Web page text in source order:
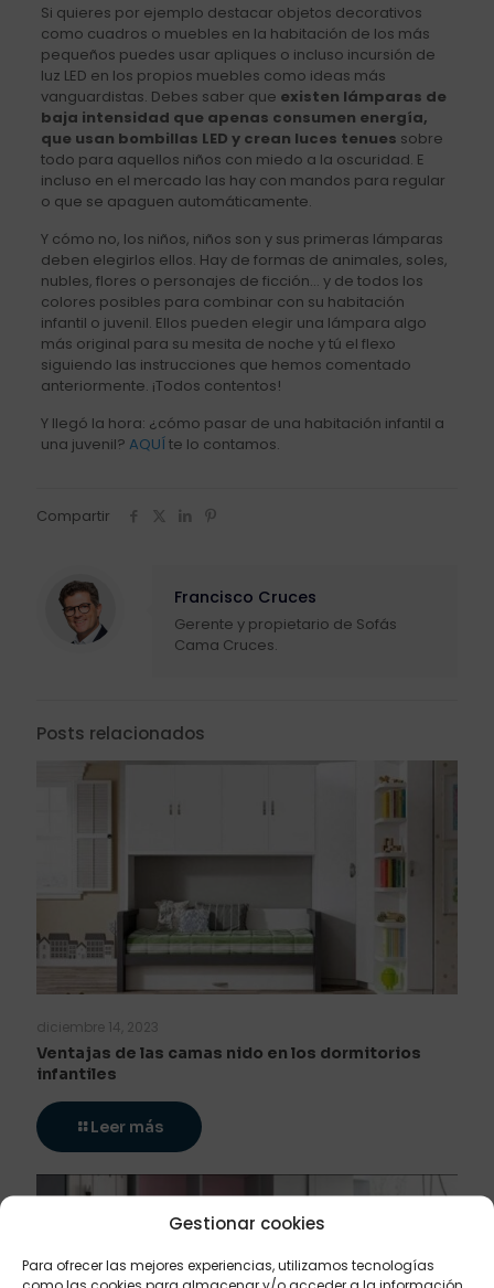
Gestionar cookies
Para ofrecer las mejores experiencias, utilizamos tecnologías
como las cookies para almacenar y/o acceder a la información
Si quieres por ejemplo destacar objetos decorativos
como cuadros o muebles en la habitación de los más
pequeños puedes usar apliques o incluso incursión de
luz LED en los propios muebles como ideas más
vanguardistas. Debes saber que existen lámparas de
baja intensidad que apenas consumen energía,
que usan bombillas LED y crean luces tenues sobre
todo para aquellos niños con miedo a la oscuridad. E
incluso en el mercado las hay con mandos para regular
o que se apaguen automáticamente.
Y cómo no, los niños, niños son y sus primeras lámparas
deben elegirlos ellos. Hay de formas de animales, soles,
nubles, flores o personajes de ficción… y de todos los
colores posibles para combinar con su habitación
infantil o juvenil. Ellos pueden elegir una lámpara algo
más original para su mesita de noche y tú el flexo
siguiendo las instrucciones que hemos comentado
anteriormente. ¡Todos contentos!
Y llegó la hora: ¿cómo pasar de una habitación infantil a
una juvenil? AQUÍte lo contamos.
Compartir
Francisco Cruces
Gerente y propietario de Sofás
Cama Cruces.
Posts relacionados
diciembre 14, 2023
Ventajas de las camas nido en los dormitorios
infantiles
Leer más